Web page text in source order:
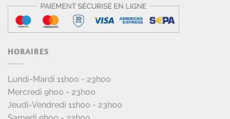
HORAIRES
Lundi-Mardi 11h00 - 23h00
Mercredi 9h00 - 23h00
Jeudi-Vendredi 11h00 - 23h00